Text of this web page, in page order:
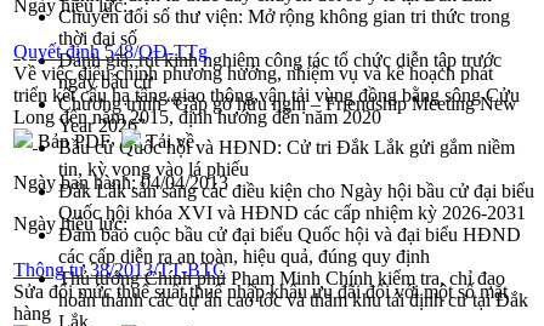
Chuyển đổi số thư viện: Mở rộng không gian tri thức trong
thời đại số
Đánh giá, rút kinh nghiệm công tác tổ chức diễn tập trước
ngày bầu cử
Chương trình “Gặp gỡ hữu nghị – Friendship Meeting New
Year 2026”
Bầu cử Quốc hội và HĐND: Cử tri Đắk Lắk gửi gắm niềm
tin, kỳ vọng vào lá phiếu
Đắk Lắk sẵn sàng các điều kiện cho Ngày hội bầu cử đại biểu
Quốc hội khóa XVI và HĐND các cấp nhiệm kỳ 2026-2031
Đảm bảo cuộc bầu cử đại biểu Quốc hội và đại biểu HĐND
các cấp diễn ra an toàn, hiệu quả, đúng quy định
Thủ tướng Chính phủ Phạm Minh Chính kiểm tra, chỉ đạo
hoàn thành các dự án cao tốc và thăm khu tái định cư tại Đắk
Ngày hiệu lực:
Quyết định 548/QĐ-TTg
Về việc điều chỉnh phương hướng, nhiệm vụ và kế hoạch phát
triển kết cấu hạ tầng giao thông vận tải vùng đồng bằng sông Cửu
Long đến năm 2015, định hướng đến năm 2020
Bản PDF
Tải về
Ngày ban hành:04/04/2013
Ngày hiệu lực:
Thông tư 38/2013/TT-BTC
Sửa đổi mức thuế suất thuế nhập khẩu ưu đãi đối với một số mặt
hàng